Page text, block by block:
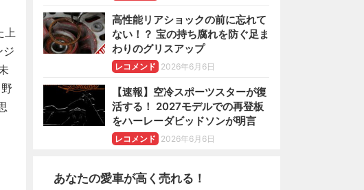
上
ジ
高性能リアショックの前に忘れて
ない！？ 宝の持ち腐れを防ぐ足ま
わりのグリスアップ
レコメンド 2026年6月6日
【速報】空冷スポーツスターが復
活する！ 2027モデルでの再登板
をハーレーダビッドソンが明言
レコメンド 2026年6月6日
あなたの愛車が高く売れる！